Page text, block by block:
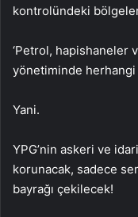
kontrolündeki
‘Petrol, hapishaneler
yönetiminde herhangi
Yani.
YPG’nin askeri ve
korunacak, sadece
bayrağı çekilecek!